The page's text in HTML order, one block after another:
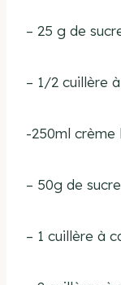
– 25 g de
– 1/2 cuillère
-250ml crème
– 50g de
– 1 cuillère à